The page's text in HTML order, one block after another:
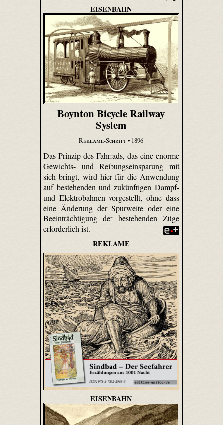
EISENBAHN
Boynton Bicycle Railway
System
Reklame-Schrift• 1896
Das Prinzip des Fahrrads, das eine enorme
Gewichts- und Reibungseinsparung mit
sich bringt, wird hier für die Anwendung
auf bestehenden und zukünftigen Dampf-
und Elektrobahnen vorgestellt, ohne dass
eine Änderung der Spurweite oder eine
Beeinträchtigung der bestehenden Züge
erforderlich ist.
REKLAME
EISENBAHN